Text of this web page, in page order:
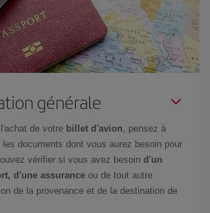
générale
de votre billet d'avion , pensez à
documents dont vous aurez besoin pour
vérifier si vous avez besoin d'un
d'une assurance ou de tout autre
de la provenance et de la destination de